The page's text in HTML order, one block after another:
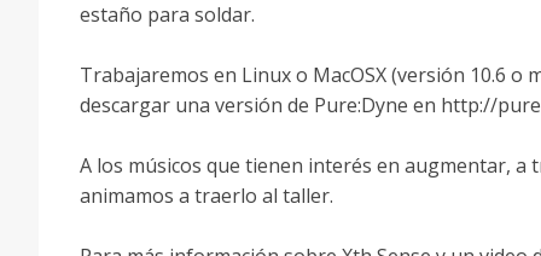
estaño para soldar.
Trabajaremos en Linux o MacOSX (versión 10.6 o
descargar una versión de Pure:Dyne en http://
A los músicos que tienen interés en augmentar,
animamos a traerlo al taller.